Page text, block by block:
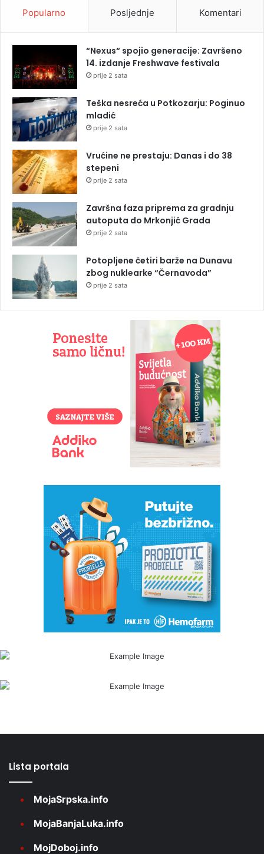
Popularno Posljednje Komentari
“Nexus“ spojio generacije: Završeno
14. izdanje Freshwave festivala
prije 2 sata
Teška nesreća u Potkozarju: Poginuo
mladić
prije 2 sata
Vrućine ne prestaju: Danas i do 38
stepeni
prije 2 sata
Završna faza priprema za gradnju
autoputa do Mrkonjić Grada
prije 2 sata
Potopljene četiri barže na Dunavu
zbog nuklearke “Černavoda”
prije 2 sata
Lista portala
MojaSrpska.info
MojaBanjaLuka.info
MojDoboj.info